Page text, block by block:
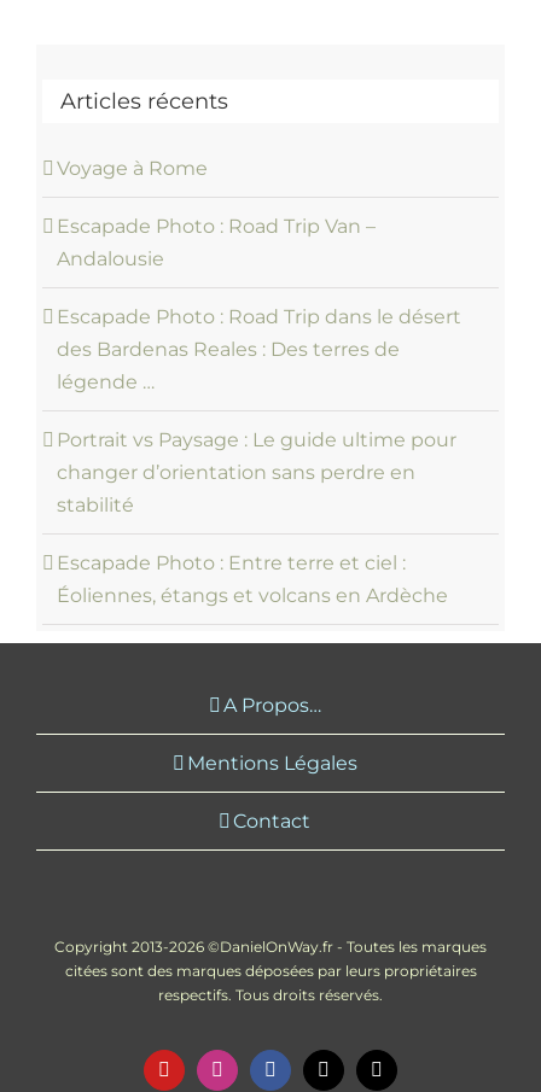
Articles récents
Voyage à Rome
Escapade Photo : Road Trip Van –
Andalousie
Escapade Photo : Road Trip dans le désert
des Bardenas Reales : Des terres de
légende …
Portrait vs Paysage : Le guide ultime pour
changer d’orientation sans perdre en
stabilité
Escapade Photo : Entre terre et ciel :
Éoliennes, étangs et volcans en Ardèche
A Propos…
Mentions Légales
Contact
Copyright 2013-2026 ©DanielOnWay.fr - Toutes les marques
citées sont des marques déposées par leurs propriétaires
respectifs. Tous droits réservés.
YouTubeInstagramFacebook
X Email